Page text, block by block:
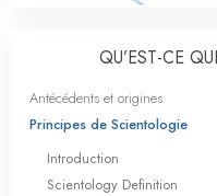
QU’EST-CE
Antécédents et origines
Principes de Scientologie
Introduction
Scientology Definition